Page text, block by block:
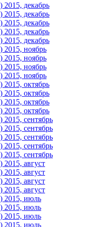
2015, декабрь
2015, декабрь
2015, декабрь
2015, декабрь
2015, декабрь
2015, ноябрь
2015, ноябрь
2015, ноябрь
2015, ноябрь
2015, октябрь
2015, октябрь
2015, октябрь
2015, октябрь
сентябрь
сентябрь
сентябрь
сентябрь
сентябрь
2015, август
2015, август
2015, август
2015, август
2015, июль
2015, июль
2015, июль
2015, июль